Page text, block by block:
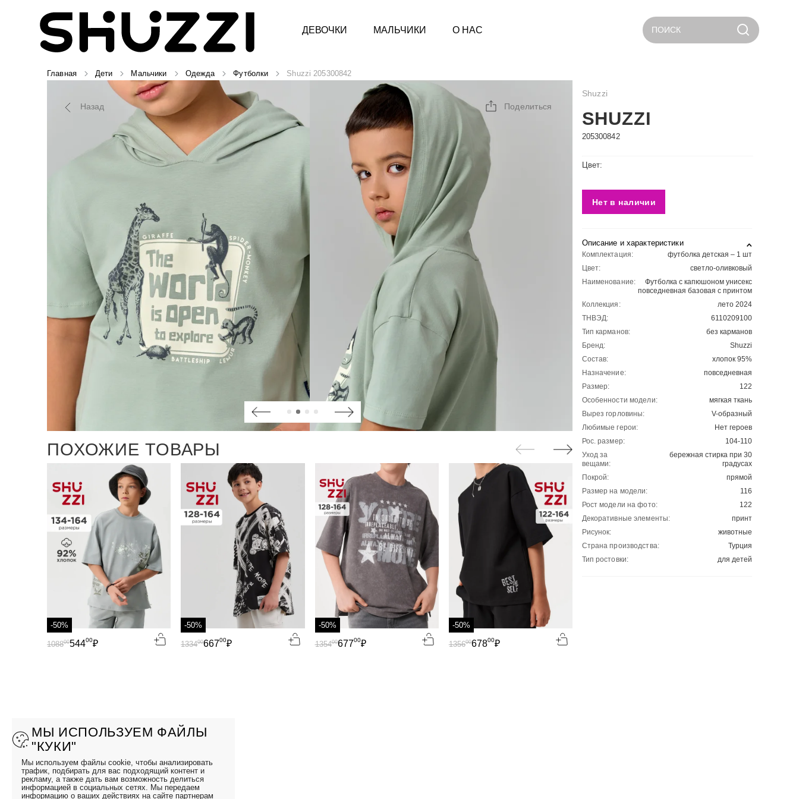
ДЕВОЧКИ МАЛЬЧИКИ О НАС ПОИСК
Главная Дети Мальчики Одежда Футболки Shuzzi 205300842
Назад Поделиться
ПОХОЖИЕ ТОВАРЫ
-50%
54400₽
108800
-50%
66700₽
133400
-50%
67700₽
135400
-50%
67800₽
135600
Shuzzi
SHUZZI
205300842
Цвет:
Нет в наличии
Описание и характеристики
Комплектация:
футболка детская – 1 шт
Цвет:
светло-оливковый
Наименование:
Футболка с капюшоном унисекс
повседневная базовая c принтом
Коллекция:
лето 2024
ТНВЭД:
6110209100
Тип карманов:
без карманов
Бренд:
Shuzzi
Состав:
хлопок 95%
Назначение:
повседневная
Размер:
122
Особенности модели:
мягкая ткань
Вырез горловины:
V-образный
Любимые герои:
Нет героев
Рос. размер:
104-110
Уход за
вещами:
бережная стирка при 30
градусах
Покрой:
прямой
Размер на модели:
116
Рост модели на фото:
122
Декоративные элементы:
принт
Рисунок:
животные
Страна производства:
Турция
Тип ростовки:
для детей
МЫ ИСПОЛЬЗУЕМ ФАЙЛЫ
"КУКИ"
Мы используем файлы cookie, чтобы анализировать
трафик, подбирать для вас подходящий контент и
рекламу, а также дать вам возможность делиться
информацией в социальных сетях. Мы передаем
информацию о ваших действиях на сайте партнерам